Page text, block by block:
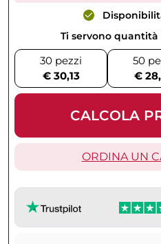
Ti servono
30 pezzi
€ 30,13
50
€
CALCOLA
ORDINA UN